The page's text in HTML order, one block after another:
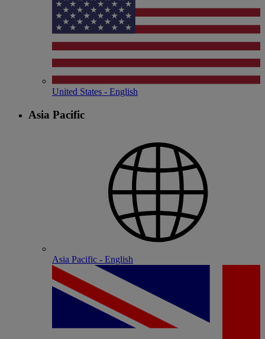
United States - English
Asia Pacific
Asia Pacific - English